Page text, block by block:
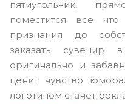
пятиугольник,
поместится все
признания до
заказать
оригинально и
ценит чувство
логотипом станет